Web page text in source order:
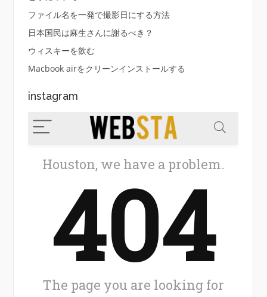
ファイル名を一発で撮影日にする方法
日本国民は麻生さんに謝るべき？
ウィスキーを飲む
Macbook airをクリーンインストールする
instagram